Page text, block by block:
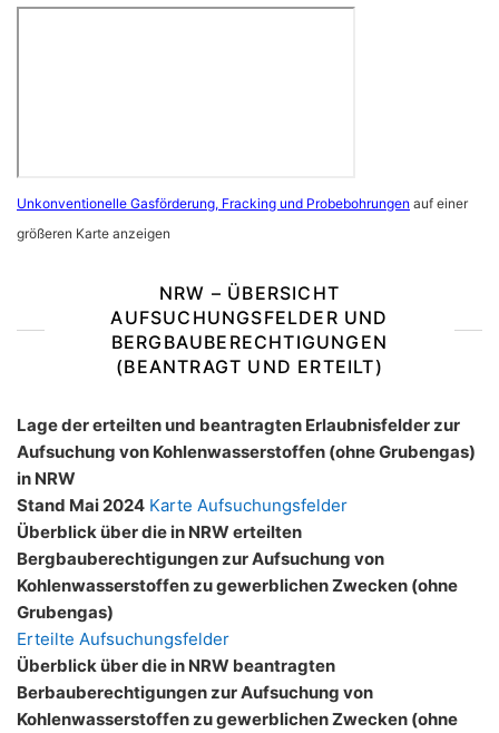
Unkonventionelle Gasförderung, Fracking und Probebohrungen auf einer
größeren Karte anzeigen
NRW – ÜBERSICHT
AUFSUCHUNGSFELDER UND
BERGBAUBERECHTIGUNGEN
(BEANTRAGT UND ERTEILT)
Lage der erteilten und beantragten Erlaubnisfelder zur
Aufsuchung von Kohlenwasserstoffen (ohne Grubengas)
in NRW
Stand Mai 2024 Karte Aufsuchungsfelder
Überblick über die in NRW erteilten
Bergbauberechtigungen zur Aufsuchung von
Kohlenwasserstoffen zu gewerblichen Zwecken (ohne
Grubengas)
Erteilte Aufsuchungsfelder
Überblick über die in NRW beantragten
Berbauberechtigungen zur Aufsuchung von
Kohlenwasserstoffen zu gewerblichen Zwecken (ohne